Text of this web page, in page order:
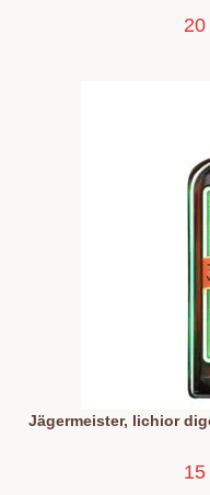
20
Jägermeister, lichior
15